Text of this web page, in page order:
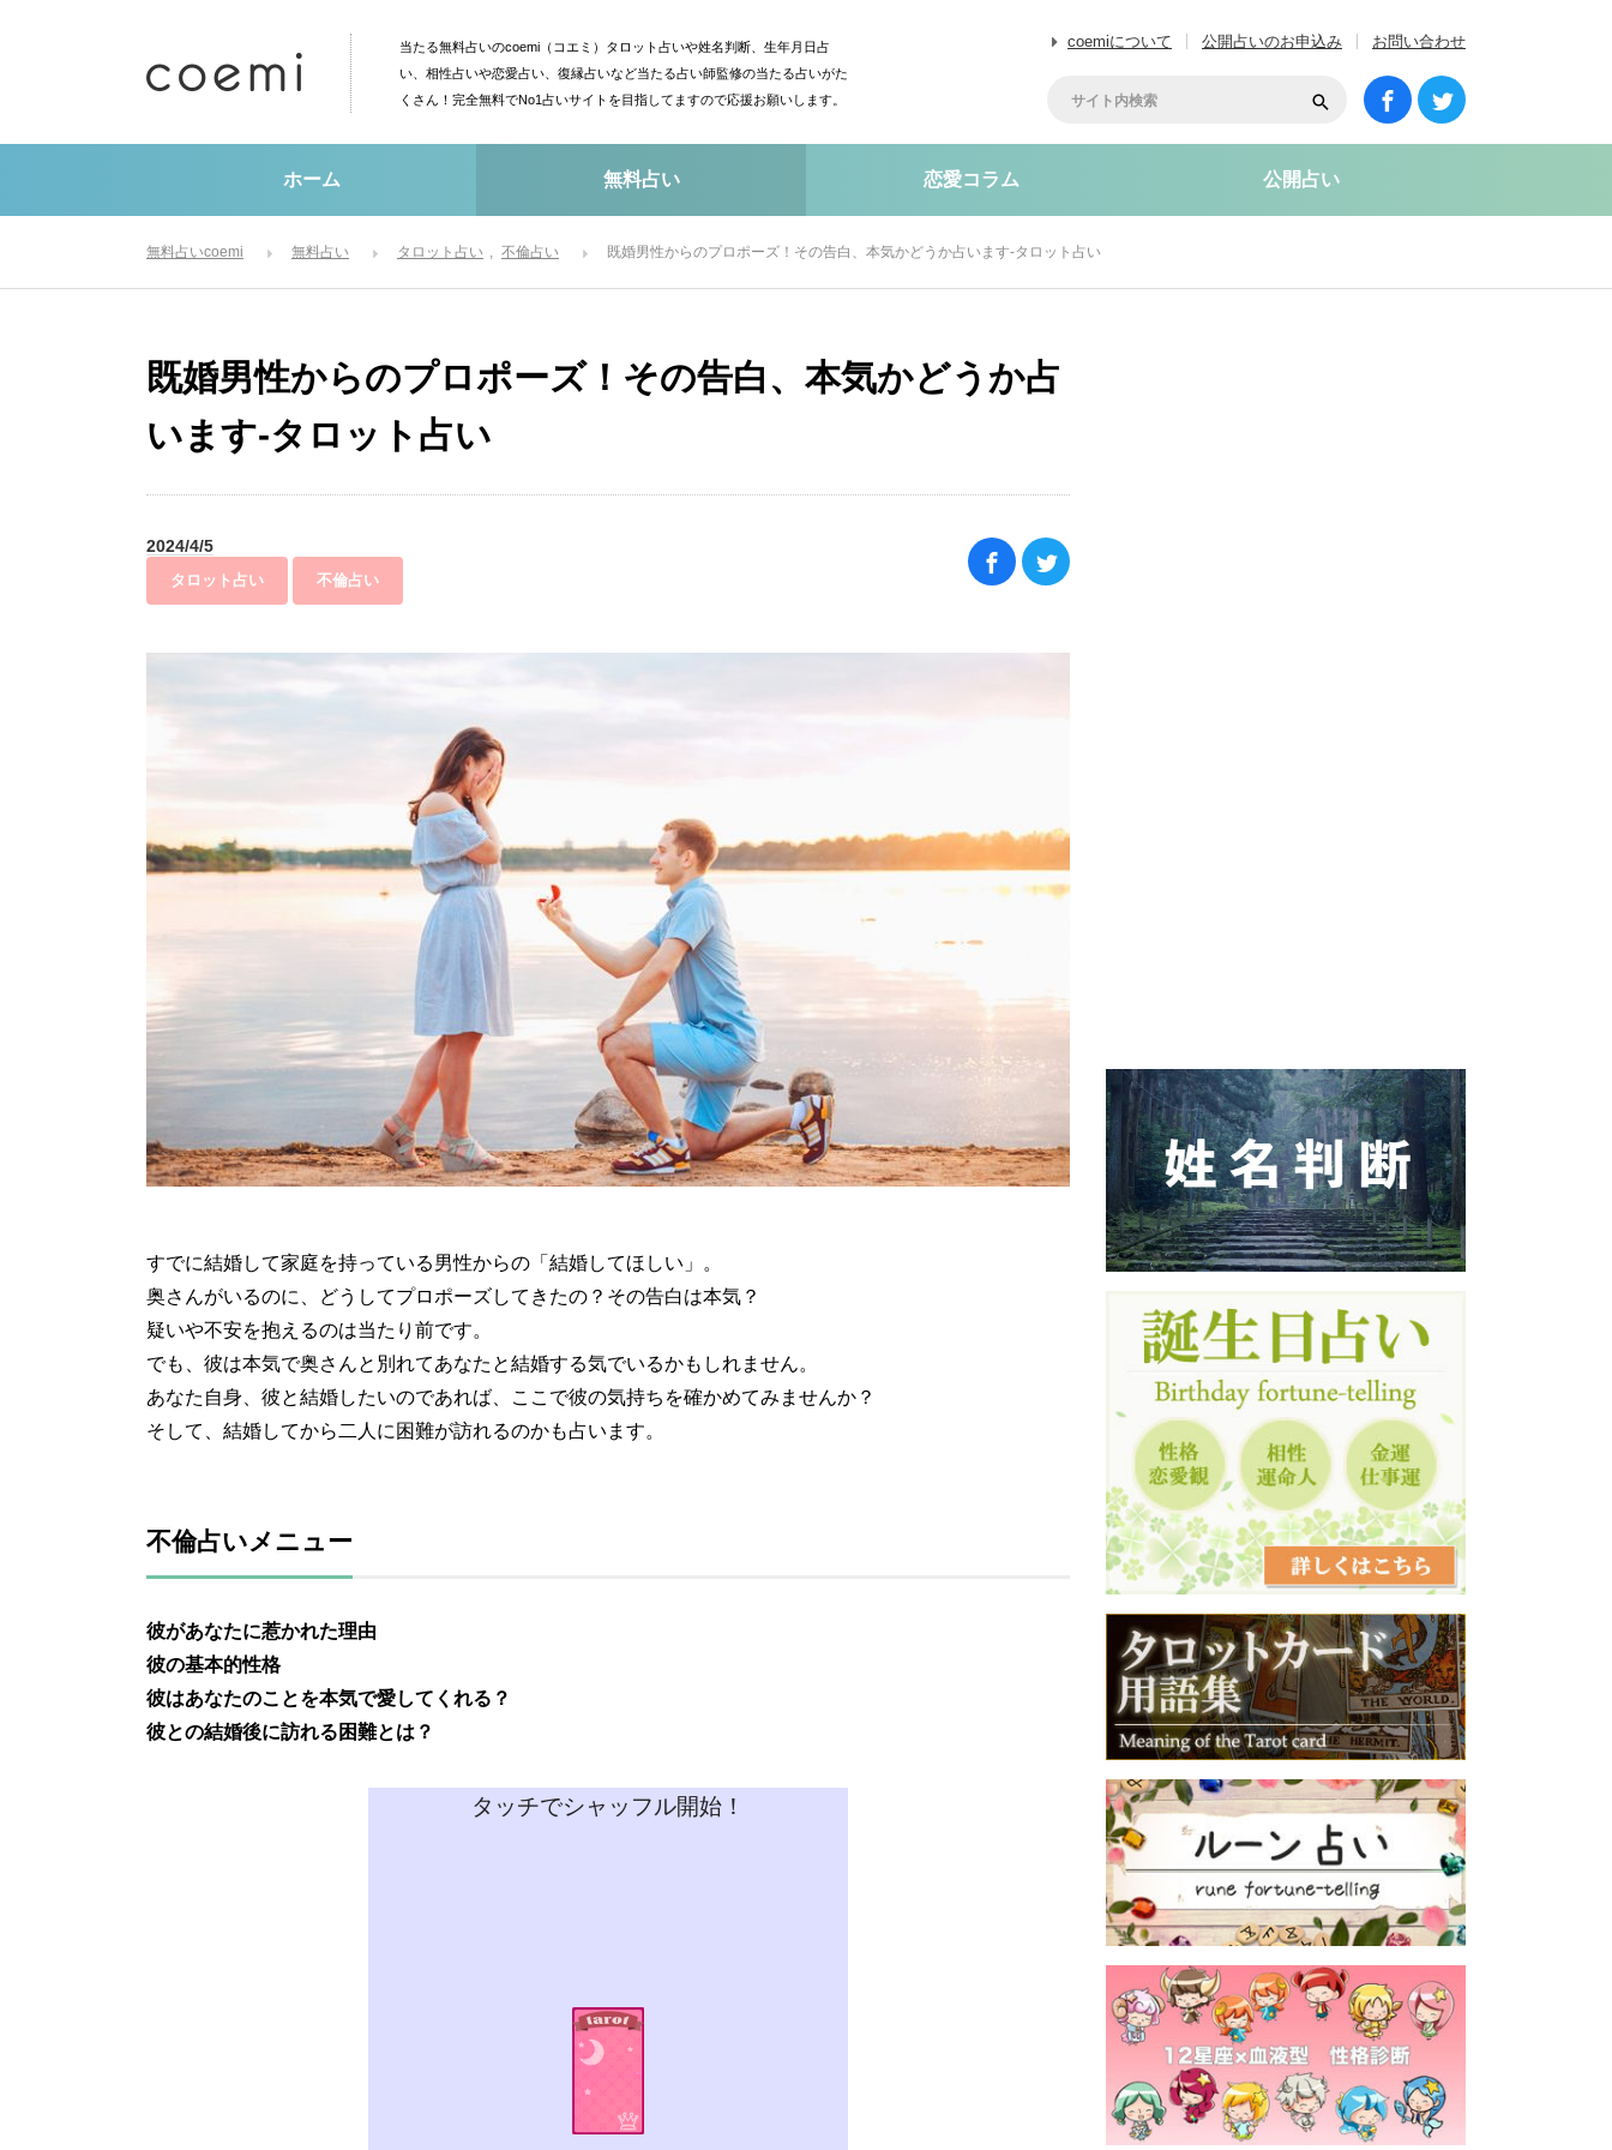
当たる無料占いのcoemi（コエミ）タロット占いや姓名判断、生年月日占
い、相性占いや恋愛占い、復縁占いなど当たる占い師監修の当たる占いがた
くさん！完全無料でNo1占いサイトを目指してますので応援お願いします。
coemiについて 公開占いのお申込み お問い合わせ
ホーム 無料占い 恋愛コラム 公開占い
無料占いcoemi 無料占い タロット占い 不倫占い 既婚男性からのプロポーズ！その告白、本気かどうか占います-タロット占い
既婚男性からのプロポーズ！その告白、本気かどうか占
います-タロット占い
2024/4/5
タロット占い 不倫占い
すでに結婚して家庭を持っている男性からの「結婚してほしい」。
奥さんがいるのに、どうしてプロポーズしてきたの？その告白は本気？
疑いや不安を抱えるのは当たり前です。
でも、彼は本気で奥さんと別れてあなたと結婚する気でいるかもしれません。
あなた自身、彼と結婚したいのであれば、ここで彼の気持ちを確かめてみませんか？
そして、結婚してから二人に困難が訪れるのかも占います。
不倫占いメニュー
彼があなたに惹かれた理由
彼の基本的性格
彼はあなたのことを本気で愛してくれる？
彼との結婚後に訪れる困難とは？
タッチでシャッフル開始！